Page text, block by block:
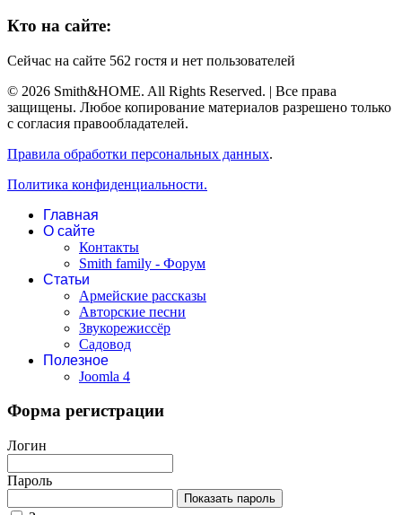
Кто на сайте:
Сейчас на сайте 562 гостя и нет пользователей
© 2026 Smith&HOME. All Rights Reserved. | Все права
защищены. Любое копирование материалов разрешено только
с согласия правообладателей.
Правила обработки персональных данных.
Политика конфиденциальности.
Главная
О сайте
Контакты
Smith family - Форум
Статьи
Армейские рассказы
Авторские песни
Звукорежиссёр
Садовод
Полезное
Joomla 4
Форма регистрации
Логин
Пароль
Показать пароль